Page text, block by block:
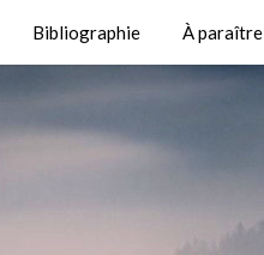
Bibliographie À paraître